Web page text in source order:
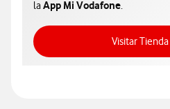
laApp Mi Vodafone.
Visitar